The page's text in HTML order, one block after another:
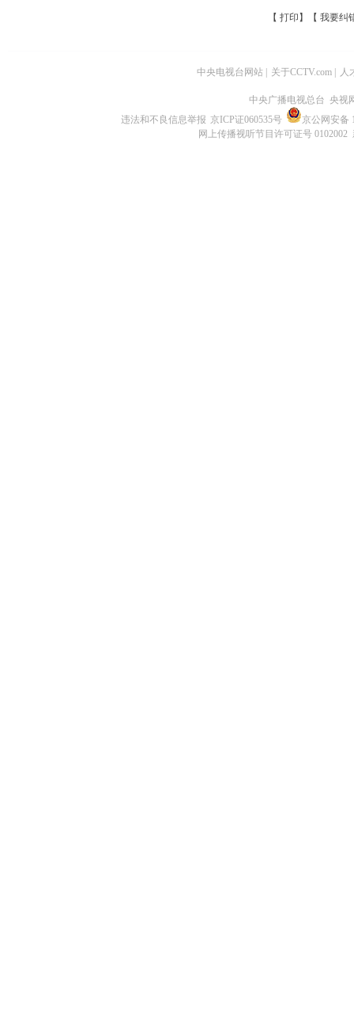
【 打印 】【 我要纠
中央电视台网站 关于CCTV.com 人
中央广播电视总台 央视
违法和不良信息举报 京ICP证060535号
京公网安备
网上传播视听节目许可证号 0102002